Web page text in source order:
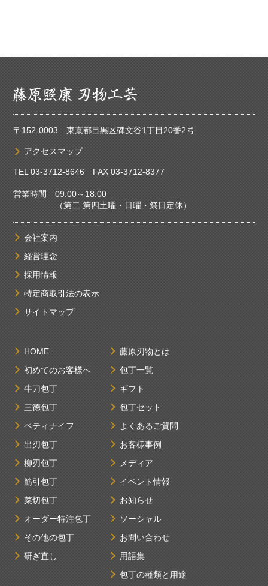
〒152-0003 東京都目黒区碑文谷1丁目20番2号
アクセスマップ
TEL03-3712-8646FAX 03-3712-8377
営業時間 09:00～18:00
（第二 第四土曜・日曜・祭日定休）
会社案内
経営理念
採用情報
特定商取引法の表示
サイトマップ
HOME
初めてのお客様へ
牛刀包丁
三徳包丁
ペティナイフ
出刃包丁
柳刃包丁
筋引包丁
菜切包丁
オーダー特注包丁
その他の包丁
研ぎ直し
藤原刃物とは
包丁一覧
ギフト
包丁セット
よくあるご質問
お客様事例
メディア
イベント情報
お知らせ
ソーシャル
お問い合わせ
用語集
包丁の種類と用途